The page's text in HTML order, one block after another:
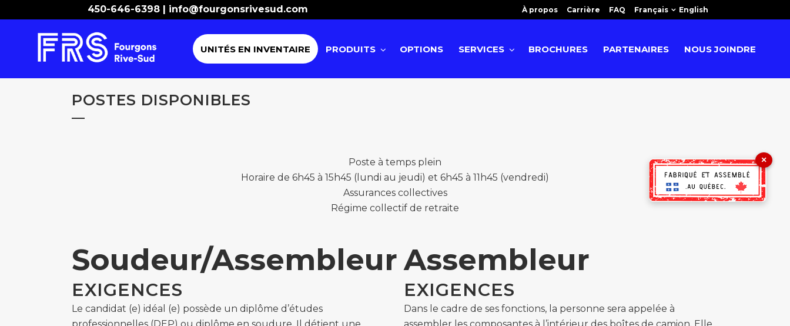
450-646-6398 | info@fourgonsrivesud.com À propos Carrière FAQ Français English
UNITÉS EN INVENTAIRE PRODUITS OPTIONS SERVICES BROCHURES PARTENAIRES NOUS JOINDRE
POSTES DISPONIBLES
Poste à temps plein
Horaire de 6h45 à 15h45 (lundi au jeudi) et 6h45 à 11h45 (vendredi)
Assurances collectives
Régime collectif de retraite
Soudeur/Assembleur
EXIGENCES
Le candidat (e) idéal (e) possède un diplôme d’études
Assembleur
EXIGENCES
Dans le cadre de ses fonctions, la personne sera appelée à
×